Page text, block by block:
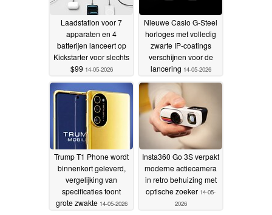
Laadstation voor 7
apparaten en 4
batterijen lanceert op
Kickstarter voor slechts
$99 14-05-2026
Nieuwe Casio G-Steel
horloges met volledig
zwarte IP-coatings
verschijnen voor de
lancering 14-05-2026
Trump T1 Phone wordt
binnenkort geleverd,
vergelijking van
specificaties toont
grote zwakte 14-05-2026
Insta360 Go 3S verpakt
moderne actiecamera
in retro behuizing met
optische zoeker 14-05-
2026